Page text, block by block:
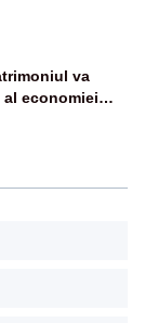
șținem omaneii
va
economiei